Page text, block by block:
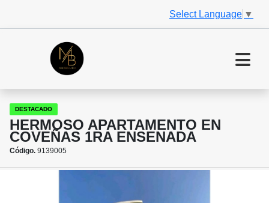
Select Language ▼
DESTACADO
HERMOSO APARTAMENTO EN
COVEÑAS 1RA ENSENADA
Código. 9139005